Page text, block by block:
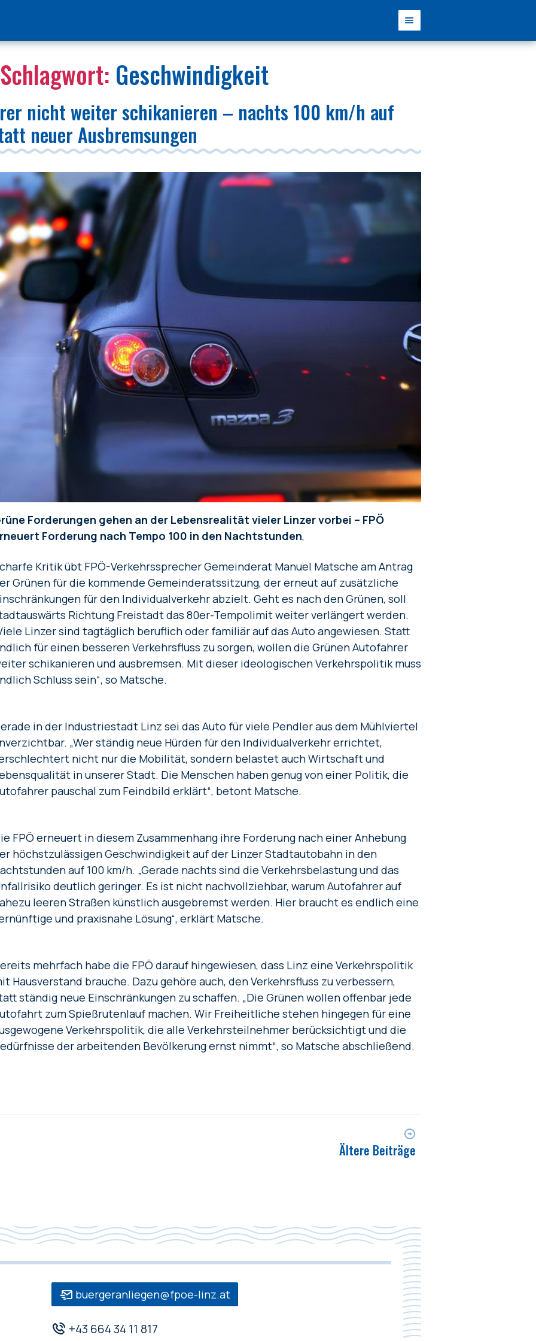
Schlagwort: Geschwindigkeit
nicht weiter schikanieren – nachts 100 km/h auf
neuer Ausbremsungen
Forderungen gehen an der Lebensrealität vieler Linzer vorbei – FPÖ
Forderung nach Tempo 100 in den Nachtstunden,
Kritik übt FPÖ-Verkehrssprecher Gemeinderat Manuel Matsche am Antrag
Grünen für die kommende Gemeinderatssitzung, der erneut auf zusätzliche
für den Individualverkehr abzielt. Geht es nach den Grünen, soll
Richtung Freistadt das 80er-Tempolimit weiter verlängert werden.
Linzer sind tagtäglich beruflich oder familiär auf das Auto angewiesen. Statt
für einen besseren Verkehrsfluss zu sorgen, wollen die Grünen Autofahrer
schikanieren und ausbremsen. Mit dieser ideologischen Verkehrspolitik muss
Schluss sein“, so Matsche.
in der Industriestadt Linz sei das Auto für viele Pendler aus dem Mühlviertel
„Wer ständig neue Hürden für den Individualverkehr errichtet,
nicht nur die Mobilität, sondern belastet auch Wirtschaft und
in unserer Stadt. Die Menschen haben genug von einer Politik, die
pauschal zum Feindbild erklärt“, betont Matsche.
FPÖ erneuert in diesem Zusammenhang ihre Forderung nach einer Anhebung
höchstzulässigen Geschwindigkeit auf der Linzer Stadtautobahn in den
auf 100 km/h. „Gerade nachts sind die Verkehrsbelastung und das
deutlich geringer. Es ist nicht nachvollziehbar, warum Autofahrer auf
leeren Straßen künstlich ausgebremst werden. Hier braucht es endlich eine
und praxisnahe Lösung“, erklärt Matsche.
mehrfach habe die FPÖ darauf hingewiesen, dass Linz eine Verkehrspolitik
Hausverstand brauche. Dazu gehöre auch, den Verkehrsfluss zu verbessern,
ständig neue Einschränkungen zu schaffen. „Die Grünen wollen offenbar jede
zum Spießrutenlauf machen. Wir Freiheitliche stehen hingegen für eine
Verkehrspolitik, die alle Verkehrsteilnehmer berücksichtigt und die
der arbeitenden Bevölkerung ernst nimmt“, so Matsche abschließend.
Ältere Beiträge
buergeranliegen@fpoe-linz.at
+43 664 34 11 817